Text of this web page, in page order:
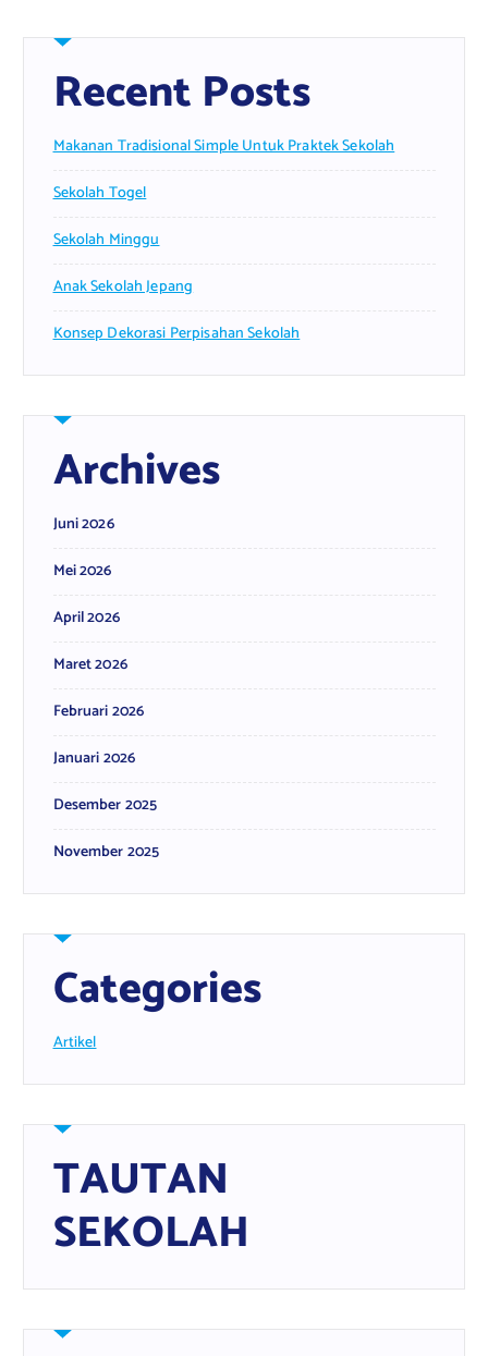
Recent Posts
Makanan Tradisional Simple Untuk Praktek Sekolah
Sekolah Togel
Sekolah Minggu
Anak Sekolah Jepang
Konsep Dekorasi Perpisahan Sekolah
Archives
Juni 2026
Mei 2026
April 2026
Maret 2026
Februari 2026
Januari 2026
Desember 2025
November 2025
Categories
Artikel
TAUTAN
SEKOLAH